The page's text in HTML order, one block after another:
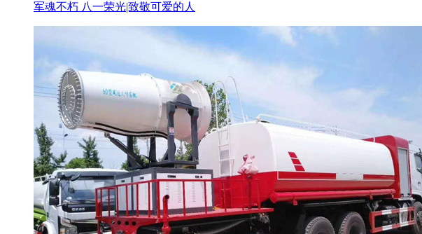
军魂不朽 八一荣光|致敬可爱的人